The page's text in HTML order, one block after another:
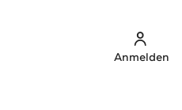
Anmelden